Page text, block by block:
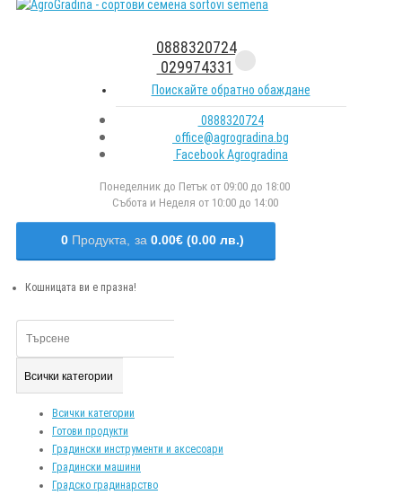
0888320724
029974331
Поискайте обратно обаждане
0888320724
office@agrogradina.bg
Facebook Agrogradina
Понеделник до Петък от 09:00 до 18:00
Събота и Неделя от 10:00 до 14:00
0 Продукта, за 0.00€ (0.00 лв.)
Кошницата ви е празна!
Всички категории
Всички категории
Готови продукти
Градински инструменти и аксесоари
Градински машини
Градско градинарство